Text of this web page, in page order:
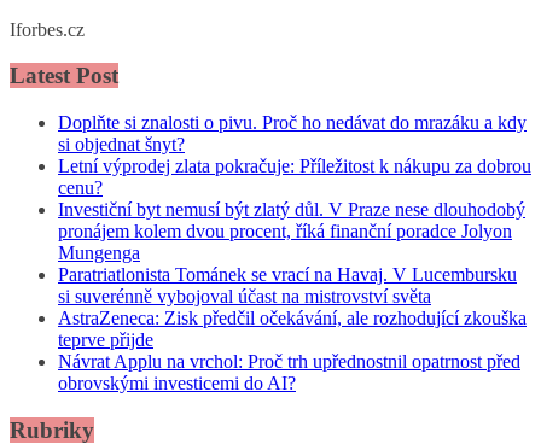
Iforbes.cz
Latest Post
Doplňte si znalosti o pivu. Proč ho nedávat do mrazáku a kdy
si objednat šnyt?
Letní výprodej zlata pokračuje: Příležitost k nákupu za dobrou
cenu?
Investiční byt nemusí být zlatý důl. V Praze nese dlouhodobý
pronájem kolem dvou procent, říká finanční poradce Jolyon
Mungenga
Paratriatlonista Tománek se vrací na Havaj. V Lucembursku
si suverénně vybojoval účast na mistrovství světa
AstraZeneca: Zisk předčil očekávání, ale rozhodující zkouška
teprve přijde
Návrat Applu na vrchol: Proč trh upřednostnil opatrnost před
obrovskými investicemi do AI?
Rubriky